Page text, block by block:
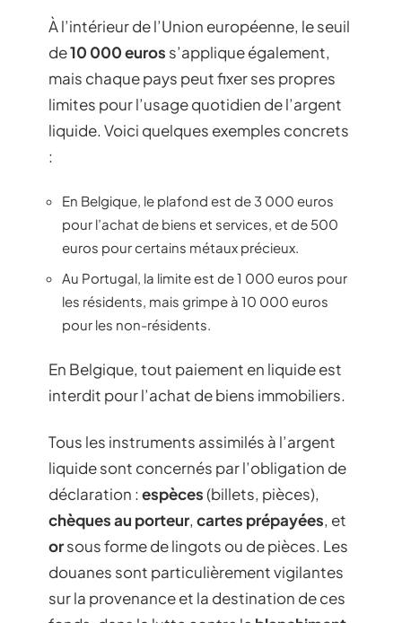
À l’intérieur de l’Union européenne, le seuil
de10 000 euros s’applique également,
mais chaque pays peut fixer ses propres
limites pour l’usage quotidien de l’argent
liquide. Voici quelques exemples concrets
:
En Belgique, le plafond est de 3 000 euros
pour l’achat de biens et services, et de 500
euros pour certains métaux précieux.
Au Portugal, la limite est de 1 000 euros pour
les résidents, mais grimpe à 10 000 euros
pour les non-résidents.
En Belgique, tout paiement en liquide est
interdit pour l’achat de biens immobiliers.
Tous les instruments assimilés à l’argent
liquide sont concernés par l’obligation de
déclaration : espèces(billets, pièces),
chèques au porteur, cartes prépayées, et
orsous forme de lingots ou de pièces. Les
douanes sont particulièrement vigilantes
sur la provenance et la destination de ces